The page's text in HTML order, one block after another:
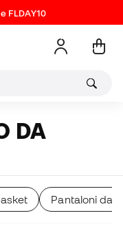
FLDAY10
Pantaloni da